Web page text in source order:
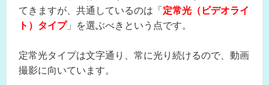
てきますが、共通しているのは「 定常光（ビデオライ
ト）タイプ」を選ぶべきという点です。
定常光タイプは文字通り、常に光り続けるので、動画
撮影に向いています。